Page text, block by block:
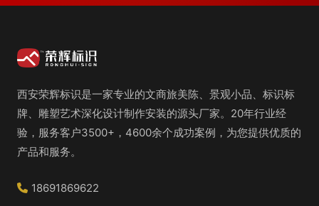
西安荣辉标识是一家专业的文商旅美陈、景观小品、标识标
牌、雕塑艺术深化设计制作安装的源头厂家。20年行业经
验，服务客户3500+，4600余个成功案例，为您提供优质的
产品和服务。
18691869622